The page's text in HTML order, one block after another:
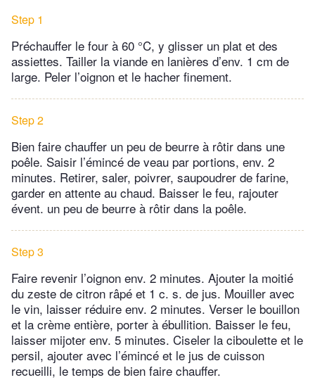
Step 1
Préchauffer le four à 60 °C, y glisser un plat et des
assiettes. Tailler la viande en lanières d’env. 1 cm de
large. Peler l’oignon et le hacher finement.
Step 2
Bien faire chauffer un peu de beurre à rôtir dans une
poêle. Saisir l’émincé de veau par portions, env. 2
minutes. Retirer, saler, poivrer, saupoudrer de farine,
garder en attente au chaud. Baisser le feu, rajouter
évent. un peu de beurre à rôtir dans la poêle.
Step 3
Faire revenir l’oignon env. 2 minutes. Ajouter la moitié
du zeste de citron râpé et 1 c. s. de jus. Mouiller avec
le vin, laisser réduire env. 2 minutes. Verser le bouillon
et la crème entière, porter à ébullition. Baisser le feu,
laisser mijoter env. 5 minutes. Ciseler la ciboulette et le
persil, ajouter avec l’émincé et le jus de cuisson
recueilli, le temps de bien faire chauffer.